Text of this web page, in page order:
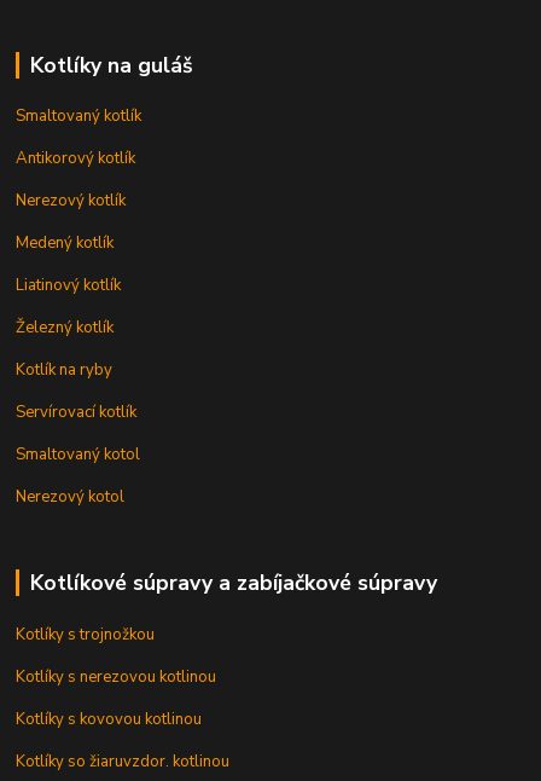
Kotlíky na guláš
Smaltovaný kotlík
Antikorový kotlík
Nerezový kotlík
Medený kotlík
Liatinový kotlík
Železný kotlík
Kotlík na ryby
Servírovací kotlík
Smaltovaný kotol
Nerezový kotol
Kotlíkové súpravy a zabíjačkové súpravy
Kotlíky s trojnožkou
Kotlíky s nerezovou kotlinou
Kotlíky s kovovou kotlinou
Kotlíky so žiaruvzdor. kotlinou